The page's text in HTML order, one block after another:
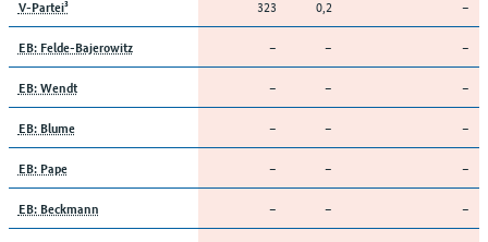
V-Partei³ 323 0,2 –
EB: Felde-Bajerowitz – – –
EB: Wendt – – –
EB: Blume – – –
EB: Pape – – –
EB: Beckmann – – –